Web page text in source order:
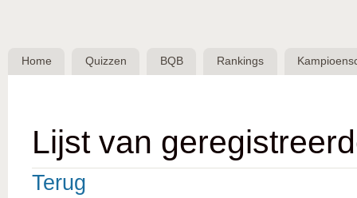
Belgische
QuizBond
Home Quizzen BQB Rankings
Lijst van
Terug